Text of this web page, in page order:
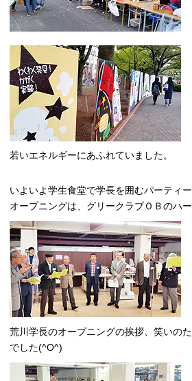
若いエネルギーにあふれていました。
いよいよ学生食堂で学長を囲むパーティー
オープニングは、グリークラブＯＢのハ
荒川学長のオープニングの挨拶、笑いの
でした(^O^)